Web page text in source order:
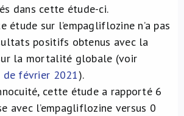
dans cette étude-ci.
étude sur l’empagliflozine n’a pas
positifs obtenus avec la
la mortalité globale (voir
de février 2021).
cette étude a rapporté 6
avec l’empagliflozine versus 0